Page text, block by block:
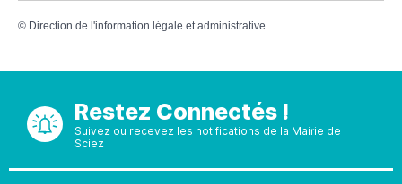
© Direction de l'information légale et administrative
Restez Connectés !
Suivez ou recevez les notifications de la Mairie de
Sciez